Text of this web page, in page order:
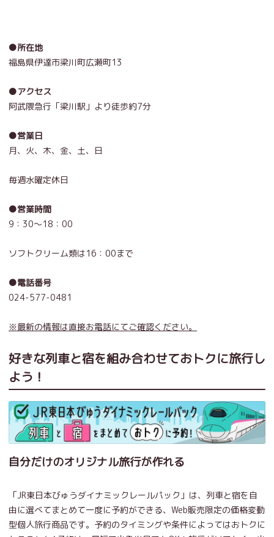
●所在地
福島県伊達市梁川町広瀬町13
●アクセス
阿武隈急行「梁川駅」より徒歩約7分
●営業日
月、火、木、金、土、日
毎週水曜定休日
●営業時間
9：30～18：00
ソフトクリーム類は16：00まで
●電話番号
024-577-0481
※最新の情報は直接お電話にてご確認ください。
好きな列車と宿を組み合わせておトクに旅行し
よう！
自分だけのオリジナル旅行が作れる
「JR東日本びゅうダイナミックレールパック」は、列車と宿を自
由に選べてまとめて一度に予約ができる、Web販売限定の価格変動
型個人旅行商品です。予約のタイミングや条件によってはおトクに